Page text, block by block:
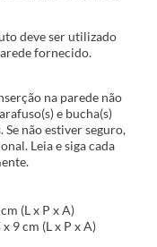
deve ser utilizado
fornecido.
na parede não
e bucha(s)
Se não estiver seguro,
Leia e siga cada
(L x P x A)
9 cm (L x P x A)